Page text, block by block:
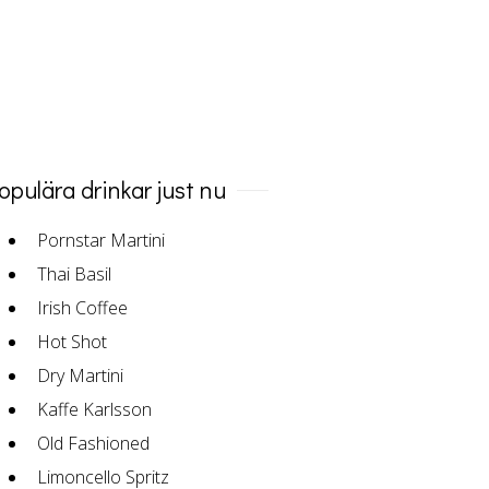
drinkar just nu
Pornstar Martini
Thai Basil
Irish Coffee
Hot Shot
Dry Martini
Kaffe Karlsson
Old Fashioned
Limoncello Spritz